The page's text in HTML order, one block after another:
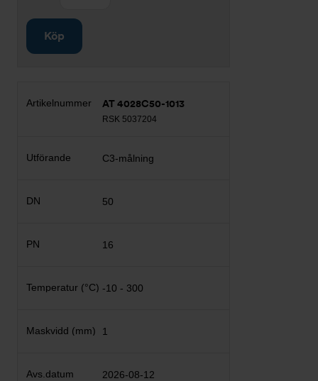
Köp
AT 4028C50-1013
RSK 5037204
C3-målning
50
16
-10 - 300
1
2026-08-12